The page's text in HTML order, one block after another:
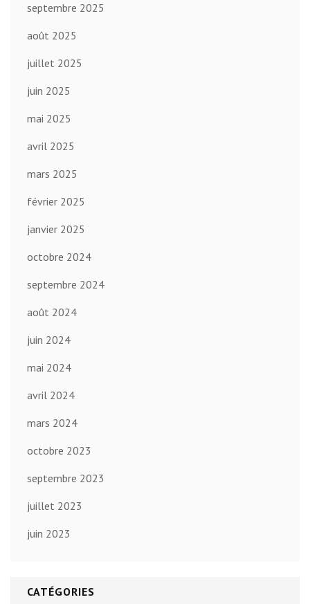
septembre 2025
août 2025
juillet 2025
juin 2025
mai 2025
avril 2025
mars 2025
février 2025
janvier 2025
octobre 2024
septembre 2024
août 2024
juin 2024
mai 2024
avril 2024
mars 2024
octobre 2023
septembre 2023
juillet 2023
juin 2023
CATÉGORIES